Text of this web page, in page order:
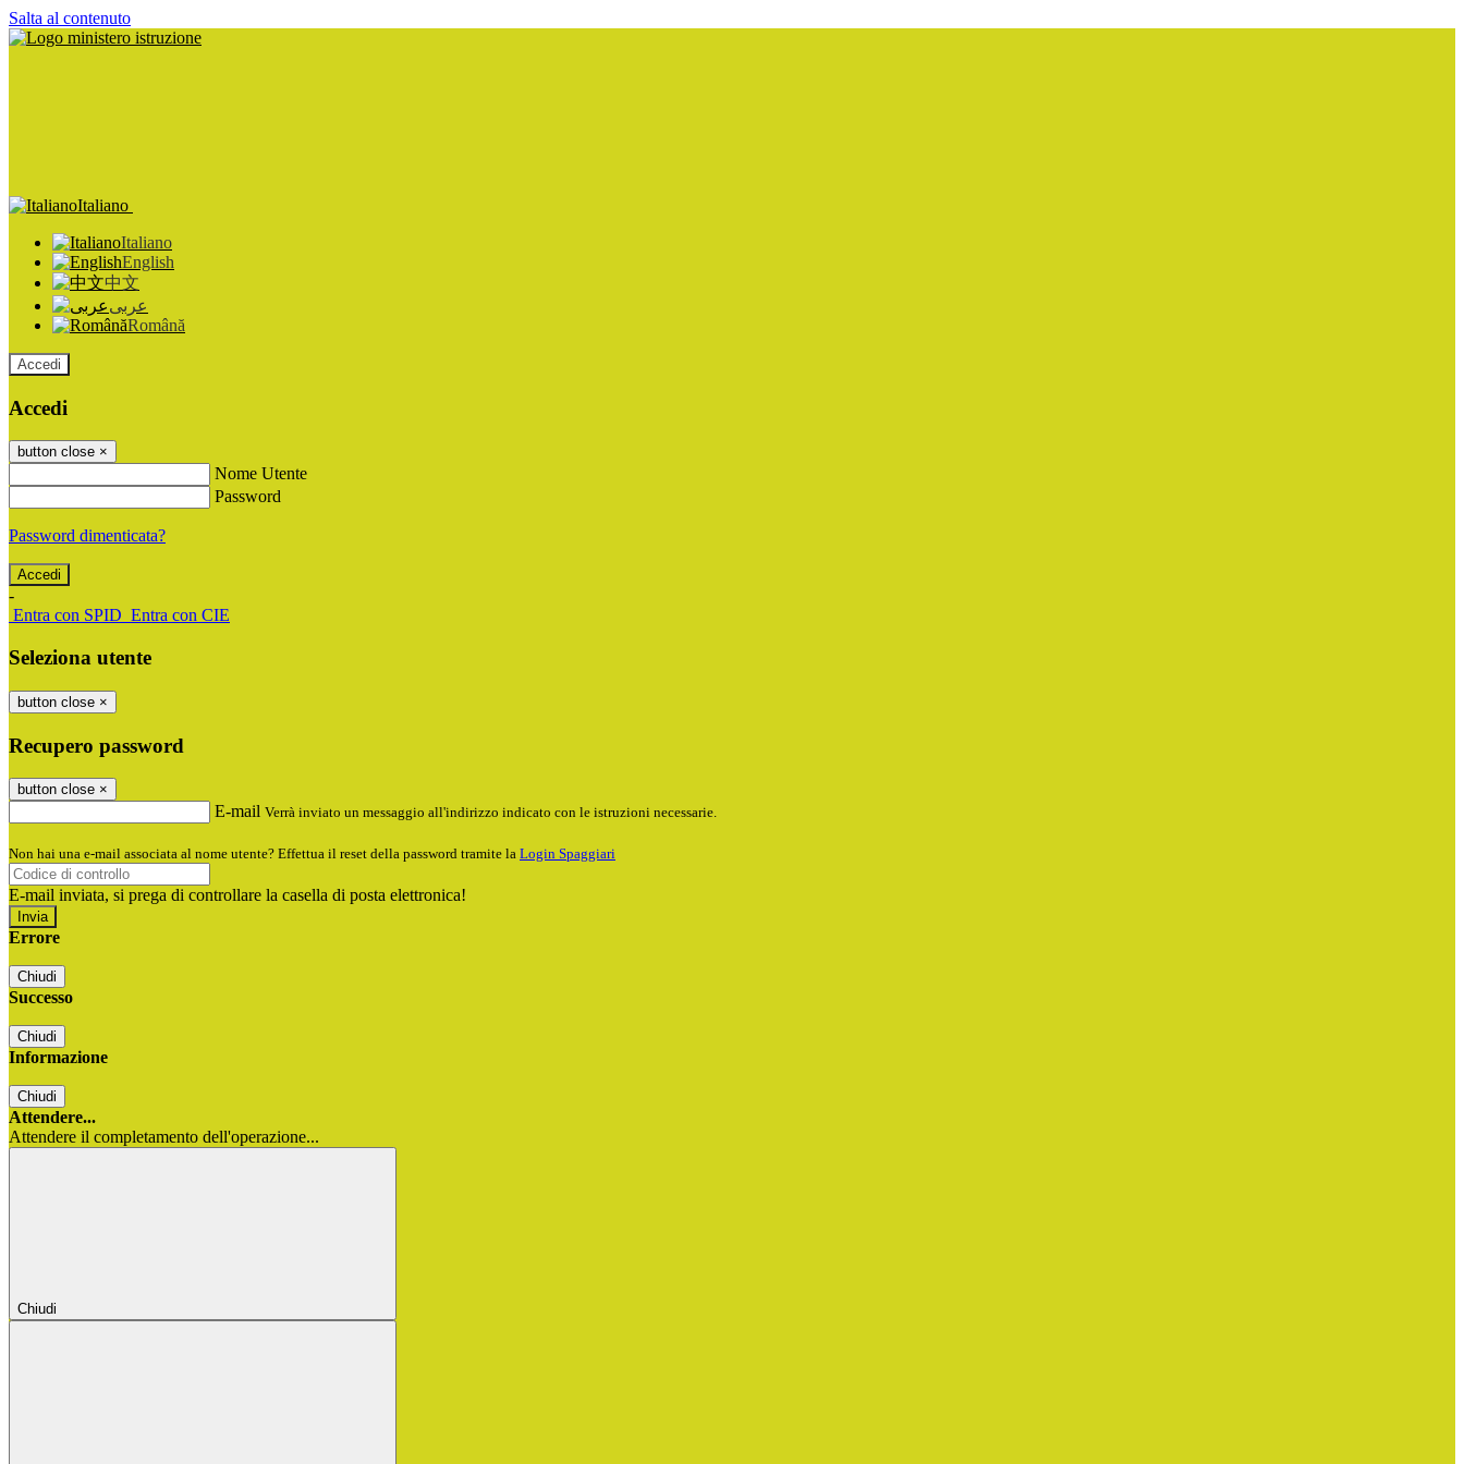
Salta al contenuto
Italiano
Italiano
English
中文
عربى
Română
Accedi
Accedi
button close ×
Nome Utente
Password
Password dimenticata?
-
Entra con SPID Entra con CIE
Seleziona utente
button close ×
Recupero password
button close ×
E-mail Verrà inviato un messaggio all'indirizzo indicato con le istruzioni necessarie.
Non hai una e-mail associata al nome utente? Effettua il reset della password tramite la Login Spaggiari
E-mail inviata, si prega di controllare la casella di posta elettronica!
Errore
Chiudi
Successo
Chiudi
Informazione
Chiudi
Attendere...
Attendere il completamento dell'operazione...
Chiudi